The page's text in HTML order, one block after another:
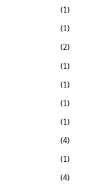
(1)
(1)
(2)
(1)
(1)
(1)
(1)
(4)
(1)
(4)